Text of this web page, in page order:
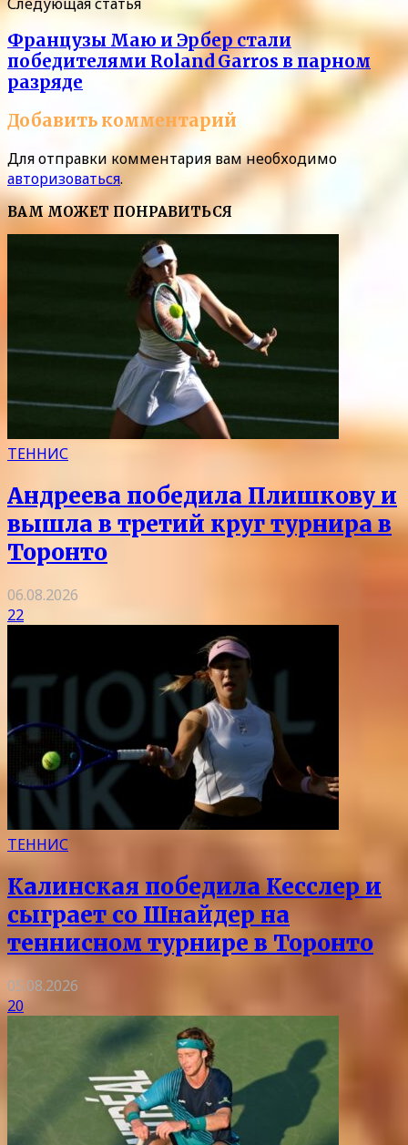
Французы Маю и Эрбер стали
победителями Roland Garros в парном
разряде
Добавить комментарий
Для отправки комментария вам необходимо
авторизоваться.
ВАМ МОЖЕТ ПОНРАВИТЬСЯ
ТЕННИС
Андреева победила Плишкову и
вышла в третий круг турнира в
Торонто
06.08.2026
22
ТЕННИС
Калинская победила Кесслер и
сыграет со Шнайдер на
теннисном турнире в Торонто
05.08.2026
20